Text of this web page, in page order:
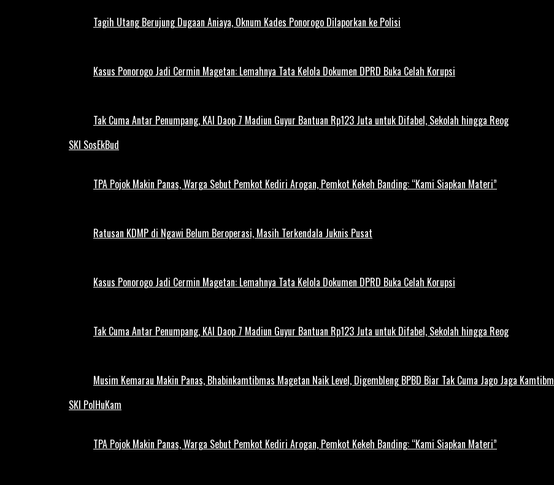
Tagih Utang Berujung Dugaan Aniaya, Oknum Kades Ponorogo Dilaporkan ke Polisi
Kasus Ponorogo Jadi Cermin Magetan: Lemahnya Tata Kelola Dokumen DPRD Buka Celah Korupsi
Tak Cuma Antar Penumpang, KAI Daop 7 Madiun Guyur Bantuan Rp123 Juta untuk Difabel, Sekolah hingga Reog
SKI SosEkBud
TPA Pojok Makin Panas, Warga Sebut Pemkot Kediri Arogan, Pemkot Kekeh Banding: “Kami Siapkan Materi”
Ratusan KDMP di Ngawi Belum Beroperasi, Masih Terkendala Juknis Pusat
Kasus Ponorogo Jadi Cermin Magetan: Lemahnya Tata Kelola Dokumen DPRD Buka Celah Korupsi
Tak Cuma Antar Penumpang, KAI Daop 7 Madiun Guyur Bantuan Rp123 Juta untuk Difabel, Sekolah hingga Reog
Musim Kemarau Makin Panas, Bhabinkamtibmas Magetan Naik Level, Digembleng BPBD Biar Tak Cuma Jago Jaga
SKI PolHuKam
TPA Pojok Makin Panas, Warga Sebut Pemkot Kediri Arogan, Pemkot Kekeh Banding: “Kami Siapkan Materi”